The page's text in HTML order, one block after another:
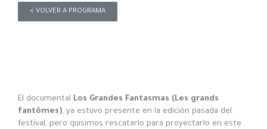
< VOLVER A PROGRAMA
El documental Los Grandes Fantasmas (Les grands
fantômes), ya estuvo presente en la edición pasada del
festival, pero quisimos rescatarlo para proyectarlo en este